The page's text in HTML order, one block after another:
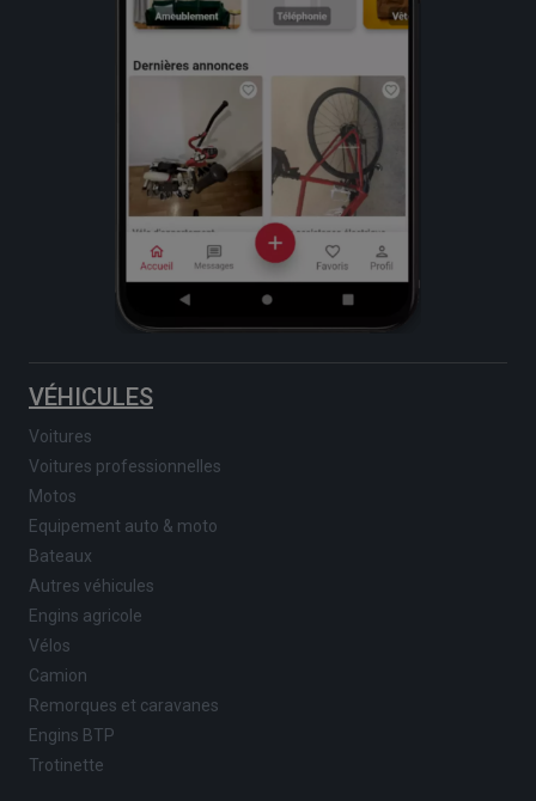
VÉHICULES
Voitures
Voitures professionnelles
Motos
Equipement auto & moto
Bateaux
Autres véhicules
Engins agricole
Vélos
Camion
Remorques et caravanes
Engins BTP
Trotinette